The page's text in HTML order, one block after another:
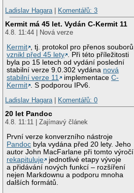
Ladislav Hagara| Komentářů: 3
Kermit má 45 let. Vydán C-Kermit 11
4.8. 11:44 | Nová verze
Kermit
, tj. protokol pro přenos souborů,
vznikl před 45 lety
. Při této příležitosti
byla po 15 letech od vydání poslední
stabilní verze 9.0.302 vydána nová
stabilní verze 11
implementaceC-
Kermit
. S podporou IPv6.
Ladislav Hagara| Komentářů: 0
20 let Pandoc
4.8. 11:11 | Zajímavý článek
První verze konverzního nástroje
Pandoc byla vydána před 20 lety. Jeho
autor John MacFarlane při tomto výročí
rekapituluje
jednotlivé etapy vývoje
a přidávání nových funkcí – rozšíření
nejen Markdownu a podporu mnoha
dalších formátů.